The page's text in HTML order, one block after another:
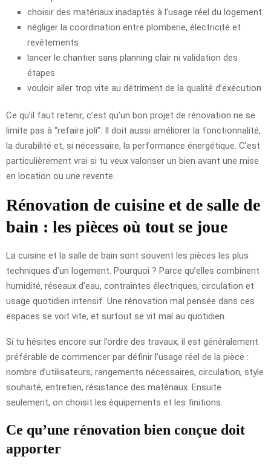
choisir des matériaux inadaptés à l’usage réel du logement
négliger la coordination entre plomberie, électricité et
revêtements
lancer le chantier sans planning clair ni validation des
étapes
vouloir aller trop vite au détriment de la qualité d’exécution
Ce qu’il faut retenir, c’est qu’un bon projet de rénovation ne se
limite pas à “refaire joli”. Il doit aussi améliorer la fonctionnalité,
la durabilité et, si nécessaire, la performance énergétique. C’est
particulièrement vrai si tu veux valoriser un bien avant une mise
en location ou une revente.
Rénovation de cuisine et de salle de
bain : les pièces où tout se joue
La cuisine et la salle de bain sont souvent les pièces les plus
techniques d’un logement. Pourquoi ? Parce qu’elles combinent
humidité, réseaux d’eau, contraintes électriques, circulation et
usage quotidien intensif. Une rénovation mal pensée dans ces
espaces se voit vite, et surtout se vit mal au quotidien.
Si tu hésites encore sur l’ordre des travaux, il est généralement
préférable de commencer par définir l’usage réel de la pièce :
nombre d’utilisateurs, rangements nécessaires, circulation, style
souhaité, entretien, résistance des matériaux. Ensuite
seulement, on choisit les équipements et les finitions.
Ce qu’une rénovation bien conçue doit
apporter